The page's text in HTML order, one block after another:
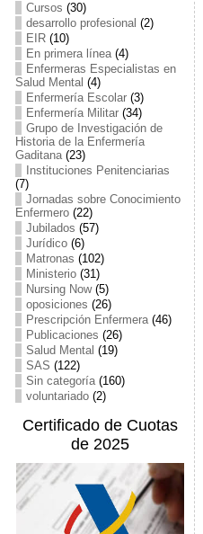
Cursos (30)
desarrollo profesional (2)
EIR(10)
En primera línea(4)
Enfermeras Especialistas en
Salud Mental (4)
Enfermería Escolar(3)
Enfermería Militar(34)
Grupo de Investigación de
Historia de la Enfermería
Gaditana(23)
Instituciones Penitenciarias
(7)
Jornadas sobre Conocimiento
Enfermero(22)
Jubilados (57)
Jurídico(6)
Matronas (102)
Ministerio(31)
Nursing Now(5)
oposiciones (26)
Prescripción Enfermera(46)
Publicaciones (26)
Salud Mental (19)
SAS (122)
Sin categoría(160)
voluntariado(2)
Certificado de Cuotas
de 2025